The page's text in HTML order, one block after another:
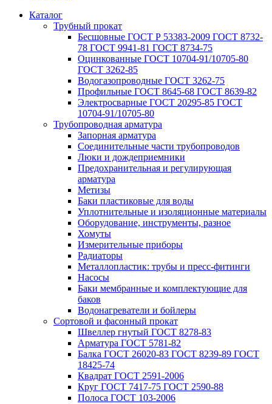
Каталог
Трубный прокат
Беcшовные ГОСТ Р 53383-2009 ГОСТ 8732-
78 ГОСТ 9941-81 ГОСТ 8734-75
Оцинкованные ГОСТ 10704-91/10705-80
ГОСТ 3262-85
Водогазопроводные ГОСТ 3262-75
Профильные ГОСТ 8645-68 ГОСТ 8639-82
Электросварные ГОСТ 20295-85 ГОСТ
10704-91/10705-80
Трубопроводная арматура
Запорная арматура
Соединительные части трубопроводов
Люки и дождеприемники
Предохранительная и регулирующая
арматура
Метизы
Баки пластиковые для воды
Уплотнительные и изоляционные материалы
Оборудование, инструменты, разное
Хомуты
Измерительные приборы
Радиаторы
Металлопластик: трубы и пресс-фитинги
Насосы
Баки мембранные и комплектующие для
баков
Водонагреватели и бойлеры
Сортовой и фасонный прокат
Швеллер гнутый ГОСТ 8278-83
Арматура ГОСТ 5781-82
Балка ГОСТ 26020-83 ГОСТ 8239-89 ГОСТ
18425-74
Квадрат ГОСТ 2591-2006
Круг ГОСТ 7417-75 ГОСТ 2590-88
Полоса ГОСТ 103-2006